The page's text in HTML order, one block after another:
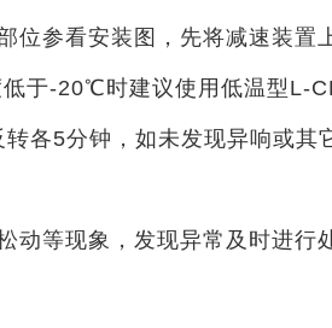
位参看安装图，先将减速装置
于-20℃时建议使用低温型L-
各5分钟，如未发现异响或其
动等现象，发现异常及时进行